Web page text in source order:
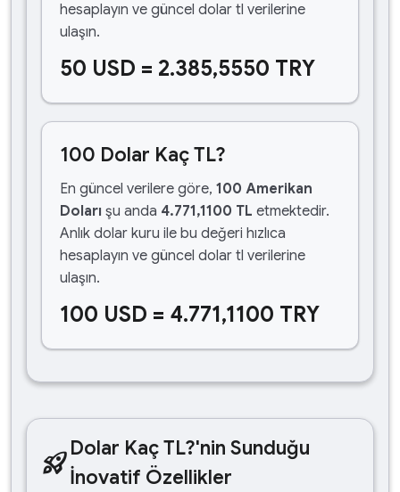
hesaplayın ve güncel dolar tl verilerine
ulaşın.
50 USD = 2.385,5550 TRY
100 Dolar Kaç TL?
En güncel verilere göre, 100 Amerikan
Doları şu anda 4.771,1100 TL etmektedir.
Anlık dolar kuru ile bu değeri hızlıca
hesaplayın ve güncel dolar tl verilerine
ulaşın.
100 USD = 4.771,1100 TRY
rocket_launchDolar Kaç TL?'nin Sunduğu
İnovatif Özellikler